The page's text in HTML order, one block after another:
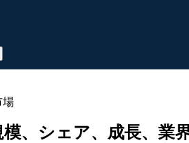
場
、シェア、成長、業